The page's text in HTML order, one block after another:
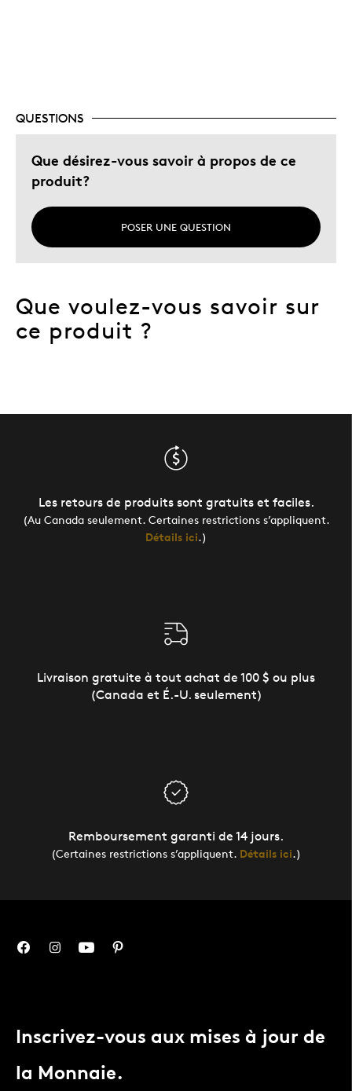
Décrivez-vous
QUESTIONS
Que désirez-vous savoir à propos de ce
produit?
POSER UNE QUESTION
Que voulez-vous savoir sur
ce produit ?
Les retours de produits sont gratuits et faciles.
(Au Canada seulement. Certaines restrictions s’appliquent.
Détails ici.)
Livraison gratuite à tout achat de 100 $ ou plus
(Canada et É.-U. seulement)
Remboursement garanti de 14 jours.
(Certaines restrictions s’appliquent. Détails ici.)
Inscrivez-vous aux mises à jour de
la Monnaie.